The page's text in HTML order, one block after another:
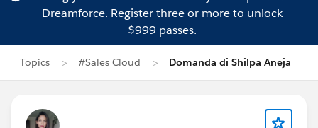
Dreamforce. Registerthree or more to unlock
$999 passes.
Topics #Sales Cloud Domanda di Shilpa Aneja